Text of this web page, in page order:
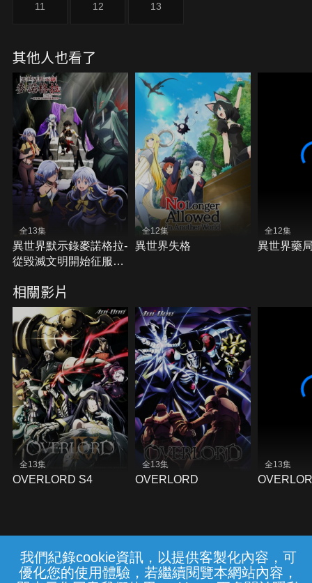
我們紀錄cookie資訊，以提供客製化內容，可
優化您的使用體驗，若繼續閱覽本網站內容，
11 12 13
其他人也看了
全13集
異世界默示錄麥諾格拉-
從毀滅文明開始征服世
全12集
異世界失格
全12集
異世界藥
相關影片
全13集
OVERLORD S4
全13集
OVERLORD
全13集
常見問題 線上客服 服務條款 隱私權保護
{{notifyMsg}}